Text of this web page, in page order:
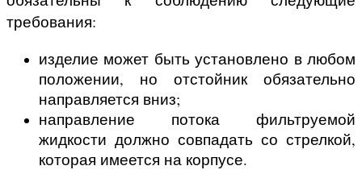
требования:
изделие может быть установлено в любом
положении, но отстойник обязательно
направляется вниз;
направление потока фильтруемой
жидкости должно совпадать со стрелкой,
которая имеется на корпусе.